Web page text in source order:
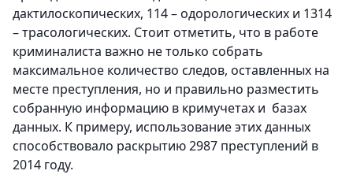
дактилоскопических, 114 – одорологических и 1314
– трасологических. Стоит отметить, что в работе
криминалиста важно не только собрать
максимальное количество следов, оставленных на
месте преступления, но и правильно разместить
собранную информацию в кримучетах и базах
данных. К примеру, использование этих данных
способствовало раскрытию 2987 преступлений в
2014 году.